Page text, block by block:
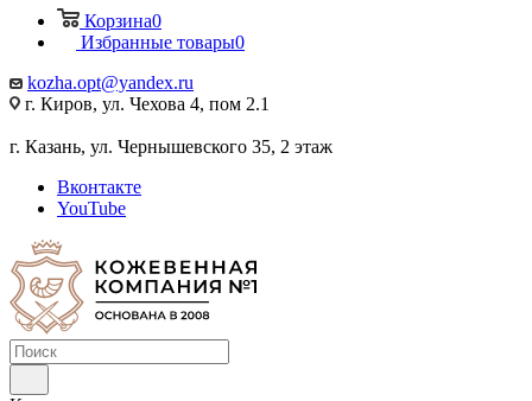
Корзина0
Избранные товары0
kozha.opt@yandex.ru
г. Киров, ул. Чехова 4, пом 2.1
г. Казань, ул. Чернышевского 35, 2 этаж
Вконтакте
YouTube